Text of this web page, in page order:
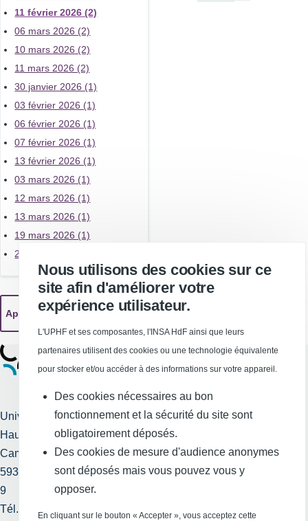
11 février 2026 (2)
06 mars 2026 (2)
10 mars 2026 (2)
11 mars 2026 (2)
30 janvier 2026 (1)
03 février 2026 (1)
06 février 2026 (1)
07 février 2026 (1)
13 février 2026 (1)
03 mars 2026 (1)
12 mars 2026 (1)
13 mars 2026 (1)
19 mars 2026 (1)
26 mars 2026 (1)
Université Polytechnique
Hauts-de-France
Campus Mont Houy
59313 Valenciennes cedex
9
Tél. : 03 27 51 12 34
Mentions légales et
Requête
Nous utilisons des cookies sur ce
site afin d'améliorer votre
expérience utilisateur.
L'UPHF et ses composantes, l'INSA HdF ainsi que leurs
partenaires utilisent des cookies ou une technologie équivalente
pour stocker et/ou accéder à des informations sur votre appareil.
Des cookies nécessaires au bon
fonctionnement et la sécurité du site sont
obligatoirement déposés.
Des cookies de mesure d'audience anonymes
sont déposés mais vous pouvez vous y
opposer.
En cliquant sur le bouton « Accepter », vous acceptez cette